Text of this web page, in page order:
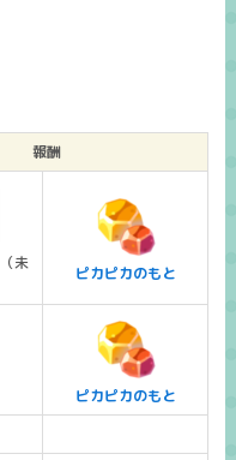
報酬
（未
ピカピカのもと
ピカピカのもと